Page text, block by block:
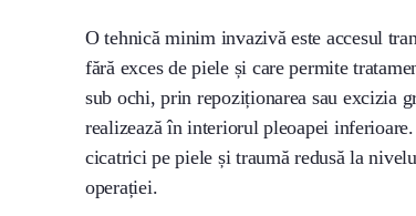
O tehnică minim invazivă este accesul
fără exces de piele și care permite
sub ochi, prin repoziționarea sau excizia
realizează în interiorul pleoapei
cicatrici pe piele și traumă redusă la
operației.